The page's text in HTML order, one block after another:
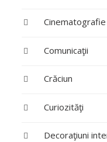
Cinematografie
Comunicaţii
Crăciun
Curiozităţi
Decoraţiuni